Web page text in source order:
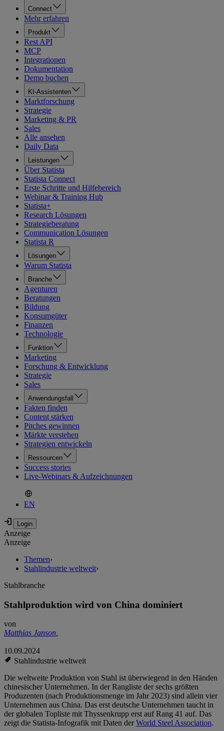
Connect
Mehr erfahren
Produkt
Rest API
MCP
Integrationen
Dokumentation
Demo buchen
KI-Assistenten
Marktforschung
Strategie
Marketing & PR
Sales
Alle ansehen
Daily Data
Leistungen
Über Statista
Statista Connect
Erste Schritte und Hilfebereich
Webinar & Training Hub
Statista+
Research Lösungen
Strategieberatung
Communication Lösungen
Statista R
Lösungen
Warum Statista
Branche
Agenturen
Beratungen
Bildung
Konsumgüter
Finanzen
Technologie
Funktion
Marketing
Forschung & Entwicklung
Strategie
Sales
Anwendungsfall
Fakten finden
Content stärken
Pitches gewinnen
Märkte verstehen
Strategien entwickeln
Ressourcen
Success stories
Live-Webinars & Aufzeichnungen
EN
Anzeige
Anzeige
Themen›
Stahlindustrie weltweit›
Stahlbranche
Stahlproduktion wird von China dominiert
von
Matthias Janson,
10.09.2024
Stahlindustrie weltweit
Die weltweite Produktion von Stahl ist überwiegend in den Händen
chinesischer Unternehmen. In der Rangliste der sechs größten
Produzenten (nach Produktionsmenge im Jahr 2023) sind allein vier
Unternehmen aus China. Das erst deutsche Unternehmen taucht in
der globalen Topliste mit Thyssenkrupp erst auf Rang 41 auf. Das
zeigt die Statista-Infografik mit Daten derWorld Steel Association.